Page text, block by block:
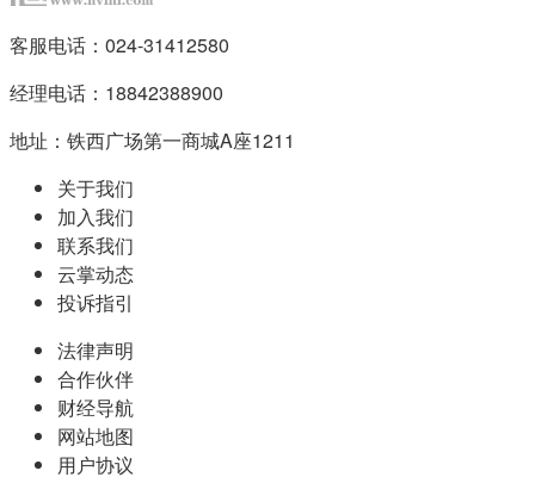
客服电话：024-31412580
经理电话：18842388900
地址：铁西广场第一商城A座1211
关于我们
加入我们
联系我们
云掌动态
投诉指引
法律声明
合作伙伴
财经导航
网站地图
用户协议